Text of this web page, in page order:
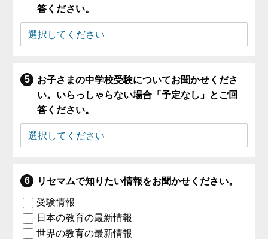
答ください。
お子さまの中学校受験についてお聞かせくださ
い。いらっしゃらない場合「予定なし」とご回
答ください。
リセマムで知りたい情報をお聞かせください。
受験情報
日本の教育の最新情報
世界の教育の最新情報